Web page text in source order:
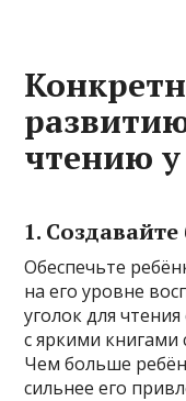
чтению у
1.
Обеспечьте
на его уровне
уголок для
с яркими
Чем больше
сильнее его